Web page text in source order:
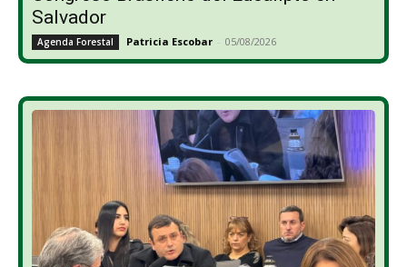
Salvador
Agenda Forestal Patricia Escobar - 05/08/2026